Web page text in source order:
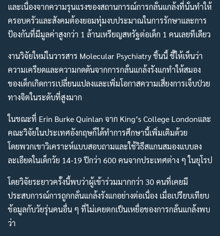
Search
for:
Search
และเนื่องจากความรุนแรงของสถานการณ์การกลั่นแกล้งที่นั่นทำให้
ครอบครัวและสังคมต้องยอมทุ่มงบประมาณในการรักษาและการ
ป้องกันที่มีมูลค่าสูงกว่า 1 ล้านเหรียญสหรัฐต่อเด็ก 1 คนเลยทีเดียว
งานวิจัยใหม่ในวารสาร Molecular Psychiatry ชิ้นนี้ ชี้ให้เห็นว่า
ความเครียดและความกดดันจากการกลั่นแกล้งรังแกทำให้สมอง
ของเด็กเกิดการเปลี่ยนแปลงและเพิ่มโอกาสความเสี่ยงการเจ็บป่วย
ทางจิตในระดับที่สูงมาก
ในขณะที่ Erin Burke Quinlan จาก King’s College Londonและ
คณะวิจัยในประเทศอังกฤษก็ได้ทำการศึกษานี้เพิ่มเติมด้วย
โดยพวกเขาวิเคราะห์แบบสอบถามและใช้วิธีสแกนสมองแบบลง
ละเอียดในเด็กวัย 14-19 ปีกว่า 600 คนจากประเทศต่าง ๆ ในยุโรป
โดยวิจัยระยาวครั้งนี้พบว่าผู้เข้าร่วมมากกว่า 30 คนที่เคยมี
ประสบการณ์การถูกกลั่นแกล้งรังแกอย่างต่อเนื่อง เมื่อเปรียบเทียบ
ข้อมูลกับวัยรุ่นคนอื่น ๆ ที่ไม่เคยตกเป็นเหยื่อของการกลั่นแกล้งพบ
ว่า